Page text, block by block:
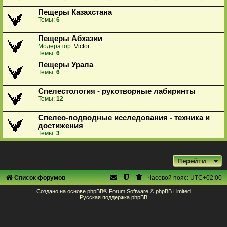
Пещеры Казахстана
Темы: 6
Пещеры Абхазии
Модератор: Victor
Темы: 6
Пещеры Урала
Темы: 6
Спелестология - рукотворные лабиринты
Темы: 12
Спелео-подводные исследования - техника и
достижения
Темы: 3
Перейти
Список форумов Часовой пояс:UTC+02:00
Создано на основе phpBB® Forum Software © phpBB Limited
Русская поддержка phpBB